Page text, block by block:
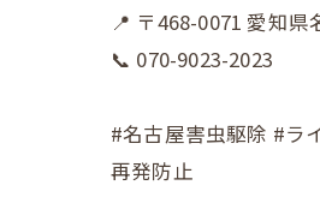
📍 〒468-0071 愛知
📞 070-9023-2023
​#名古屋害虫駆除 #ラ
再発防止